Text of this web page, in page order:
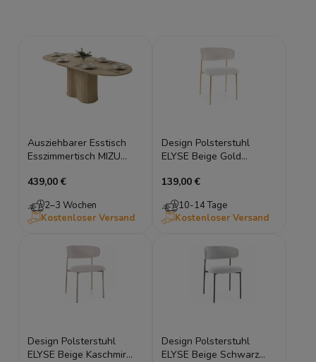
Ausziehbarer Esstisch
Esszimmertisch MIZU
Eiche, Lamellen
439,00 €
2–3 Wochen
Kostenloser Versand
Design Polsterstuhl
ELYSE Beige Gold
Metallbeine
139,00 €
10-14 Tage
Kostenloser Versand
Design Polsterstuhl
ELYSE Beige Kaschmir
Design Polsterstuhl
ELYSE Beige Schwarz